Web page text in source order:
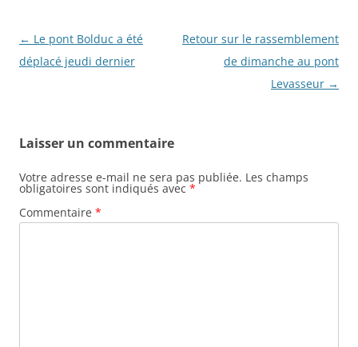
N
a
a
t
i
o
← Le pont Bolduc a été
déplacé jeudi dernier
Retour sur le rassemblement
de dimanche au pont
Levasseur →
Laisser un commentaire
Votre adresse e-mail ne sera pas publiée. Les champs
obligatoires sont indiqués avec *
Commentaire *